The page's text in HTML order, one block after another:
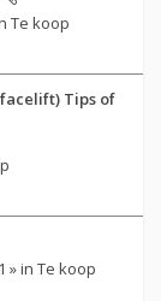
Te koop
Tips of
» in Te koop